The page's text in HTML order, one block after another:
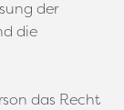
der
die
das Recht